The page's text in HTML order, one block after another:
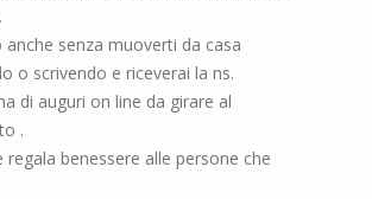
anche senza muoverti da casa
o scrivendo e riceverai la ns.
di auguri on line da girare al
.
regala benessere alle persone che